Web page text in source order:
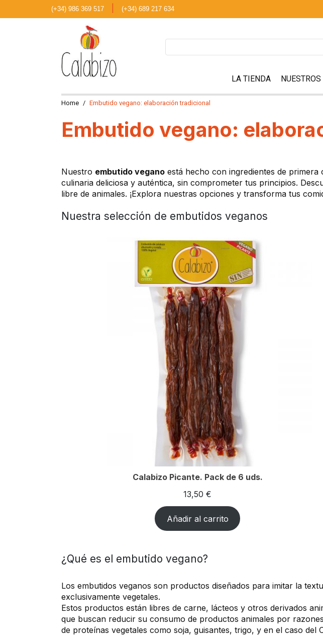
(+34) 986 369 517 (+34) 689 217 634
LA TIENDA
Home Embutido vegano: elaboración tradicional
Embutido vegano:
Nuestro embutido vegano está hecho con ingredientes de
culinaria deliciosa y auténtica, sin comprometer tus principios.
libre de animales. ¡Explora nuestras opciones y transforma tus
Nuestra selección de embutidos veganos
Calabizo Picante. Pack de 6 uds.
13,50 €
Añadir al carrito
¿Qué es el embutido vegano?
Los embutidos veganos son productos diseñados para imitar la
exclusivamente vegetales.
Estos productos están libres de carne, lácteos y otros derivados
que buscan reducir su consumo de productos animales por
de proteínas vegetales como soja, guisantes, trigo, y en el caso del